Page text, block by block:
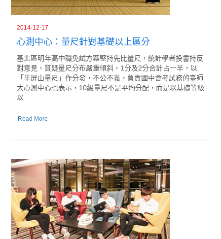
2014-12-17
心測中心：量尺針對基礎以上區分
基北區明年高中職免試方案堅持先比量尺，統計學者投書持反
對意見，質疑量尺分布嚴重傾斜，1分及2分合計占一半，以
「半屏山量尺」作分發，不公不義，負責國中會考試務的臺師
大心測中心也表示，10級量尺不是平均分配，而是以基礎等級
以
Read More